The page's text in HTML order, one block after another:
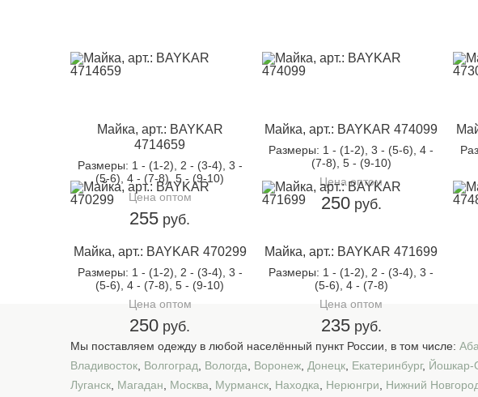
Майка, арт.: BAYKAR
4714659
Размеры: 1 - (1-2), 2 - (3-4), 3 -
(5-6), 4 - (7-8), 5 - (9-10)
Цена оптом
255 руб.
Майка, арт.: BAYKAR 474099
Размеры: 1 - (1-2), 3 - (5-6), 4 -
(7-8), 5 - (9-10)
Цена оптом
250руб.
Майка, арт.: BAYKAR 470299
Размеры: 1 - (1-2), 2 - (3-4), 3 -
(5-6), 4 - (7-8), 5 - (9-10)
Цена оптом
250 руб.
Майка, арт.: BAYKAR 471699
Размеры: 1 - (1-2), 2 - (3-4), 3 -
(5-6), 4 - (7-8)
Цена оптом
235руб.
Мы поставляем одежду в любой населённый пункт России, в том числе:
Владивосток Волгоград Вологда Воронеж Донецк Екатеринбург, Йошкар-
Луганск Магадан Москва Мурманск Находка Нерюнгри Нижний